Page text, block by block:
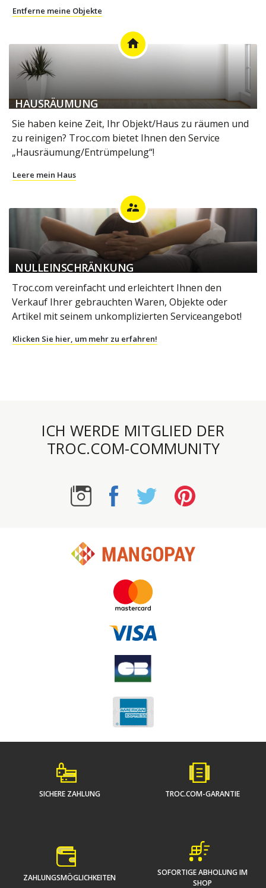
Entferne meine Objekte
home
HAUSRÄUMUNG
Sie haben keine Zeit, Ihr Objekt/Haus zu räumen und
zu reinigen? Troc.com bietet Ihnen den Service
„Hausräumung/Entrümpelung“!
Leere mein Haus
supervisor_account
NULLEINSCHRÄNKUNG
Troc.com vereinfacht und erleichtert Ihnen den
Verkauf Ihrer gebrauchten Waren, Objekte oder
Artikel mit seinem unkomplizierten Serviceangebot!
Klicken Sie hier, um mehr zu erfahren!
ICH WERDE MITGLIED DER
TROC.COM-COMMUNITY
SICHERE ZAHLUNG TROC.COM-GARANTIE
ZAHLUNGSMÖGLICHKEITEN
SOFORTIGE ABHOLUNG IM
SHOP